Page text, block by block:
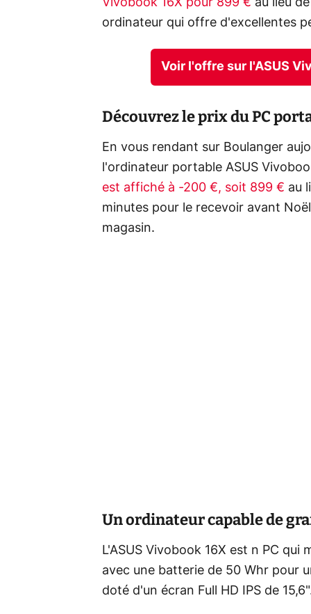
Vivobook 16X pour 899 € au lieu
ordinateur qui offre d'excellentes
Voir l'offre sur l'ASUS
Découvrez le prix du PC
En vous rendant sur Boulanger
l'ordinateur portable ASUS
est affiché à -200 €, soit 899 € au
minutes pour le recevoir avant
magasin.
Un ordinateur capable de
L'ASUS Vivobook 16X est n PC qui
avec une batterie de 50 Whr pour
doté d'un écran Full HD IPS de